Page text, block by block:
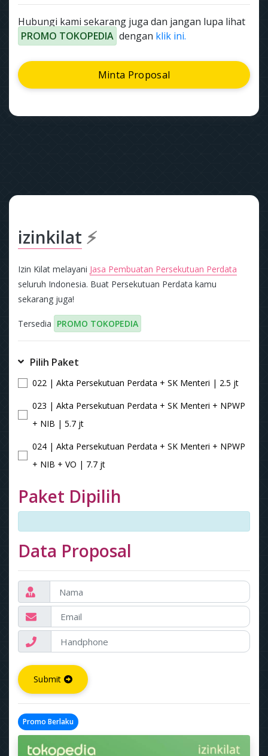
Hubungi kami sekarang juga dan jangan lupa lihat
PROMO TOKOPEDIA dengan klik ini.
Minta Proposal
izinkilat ⚡
Izin Kilat melayani Jasa Pembuatan Persekutuan Perdata
seluruh Indonesia. Buat Persekutuan Perdata kamu
sekarang juga!
Tersedia PROMO TOKOPEDIA
Pilih Paket
022 | Akta Persekutuan Perdata + SK Menteri | 2.5 jt
023 | Akta Persekutuan Perdata + SK Menteri + NPWP
+ NIB | 5.7 jt
024 | Akta Persekutuan Perdata + SK Menteri + NPWP
+ NIB + VO | 7.7 jt
Paket Dipilih
Data Proposal
Submit
Promo Berlaku